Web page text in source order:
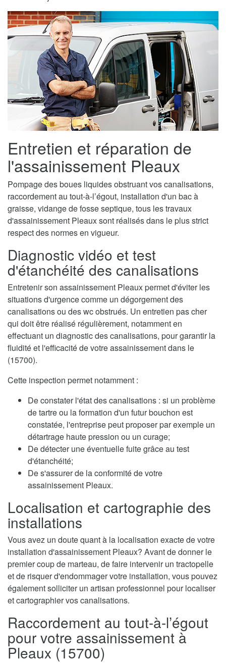
Entretien et réparation de
l'assainissement Pleaux
Pompage des boues liquides obstruant vos canalisations,
raccordement au tout-à-l’égout, installation d'un bac à
graisse, vidange de fosse septique, tous les travaux
d'assainissement Pleaux sont réalisés dans le plus strict
respect des normes en vigueur.
Diagnostic vidéo et test
d'étanchéité des canalisations
Entretenir son assainissement Pleaux permet d'éviter les
situations d'urgence comme un dégorgement des
canalisations ou des wc obstrués. Un entretien pas cher
qui doit être réalisé régulièrement, notamment en
effectuant un diagnostic des canalisations, pour garantir la
fluidité et l'efficacité de votre assainissement dans le
(15700).
Cette inspection permet notamment :
De constater l'état des canalisations : si un problème
de tartre ou la formation d'un futur bouchon est
constatée, l'entreprise peut proposer par exemple un
détartrage haute pression ou un curage;
De détecter une éventuelle fuite grâce au test
d'étanchéité;
De s'assurer de la conformité de votre
assainissement Pleaux.
Localisation et cartographie des
installations
Vous avez un doute quant à la localisation exacte de votre
installation d'assainissement Pleaux? Avant de donner le
premier coup de marteau, de faire intervenir un tractopelle
et de risquer d'endommager votre installation, vous pouvez
également solliciter un artisan professionnel pour localiser
et cartographier vos canalisations.
Raccordement au tout-à-l’égout
pour votre assainissement à
Pleaux (15700)